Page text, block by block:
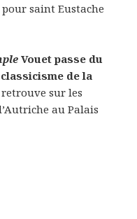
saint Eustache
Vouet passe du
de la
sur les
au Palais